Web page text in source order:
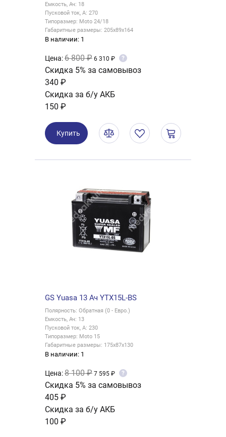
Емкость, Ач: 18
Пусковой ток, А: 270
Типоразмер: Moto 24/18
Габаритные размеры: 205x89x164
В наличии: 1
Цена:6 800 ₽ 6 310 ₽ ?
Скидка 5% за самовывоз
340 ₽
Скидка за б/у АКБ
150 ₽
Купить
GS Yuasa 13 Ач YTX15L-BS
Полярность: Обратная (0 - Евро.)
Емкость, Ач: 13
Пусковой ток, А: 230
Типоразмер: Moto 15
Габаритные размеры: 175x87x130
В наличии: 1
Цена:8 100 ₽ 7 595 ₽ ?
Скидка 5% за самовывоз
405 ₽
Скидка за б/у АКБ
100 ₽